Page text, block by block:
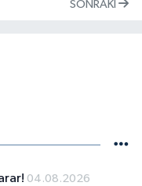
SONRAKI
04.08.2026